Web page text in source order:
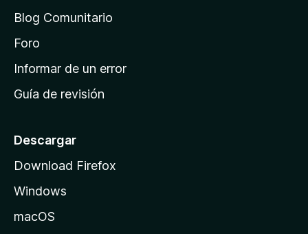
e
i
n
c
o
e
M
Blog Comunitario
Foro
Informar de un error
Guía de revisión
Descargar
Download Firefox
Windows
macOS